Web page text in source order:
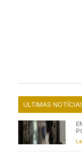
ÚLTIMAS